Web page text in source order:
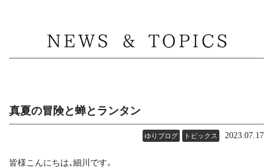
真夏の冒険と蝉とランタン
ゆりブログ トピックス 2023.07.17
皆様こんにちは、細川です。